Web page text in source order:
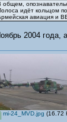
общем,
идёт кольцом
авиация и
2004 года,
mi-24_MVD.jpg (16.72